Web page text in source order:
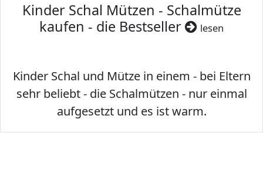
Kinder Schal Mützen - Schalmütze
kaufen - die Bestseller
lesen
Kinder Schal und Mütze in einem - bei Eltern
sehr beliebt - die Schalmützen - nur einmal
aufgesetzt und es ist warm.